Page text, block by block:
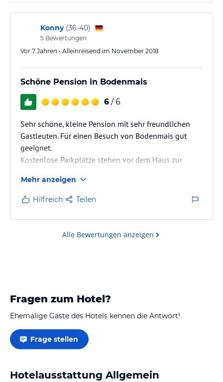
Konny (36-40)
5 Bewertungen
Vor 7 Jahren • Alleinreisend im November 2018
Schöne Pension in Bodenmais
6 / 6
Sehr schöne, kleine Pension mit sehr freundlichen
Gastleuten. Für einen Besuch von Bodenmais gut
geeignet.
Kostenlose Parkplätze stehen vor dem Haus zur
Mehr anzeigen
Hilfreich Teilen
Alle Bewertungen anzeigen
Fragen zum Hotel?
Ehemalige Gäste des Hotels kennen die Antwort!
Frage stellen
Hotelausstattung Allgemein